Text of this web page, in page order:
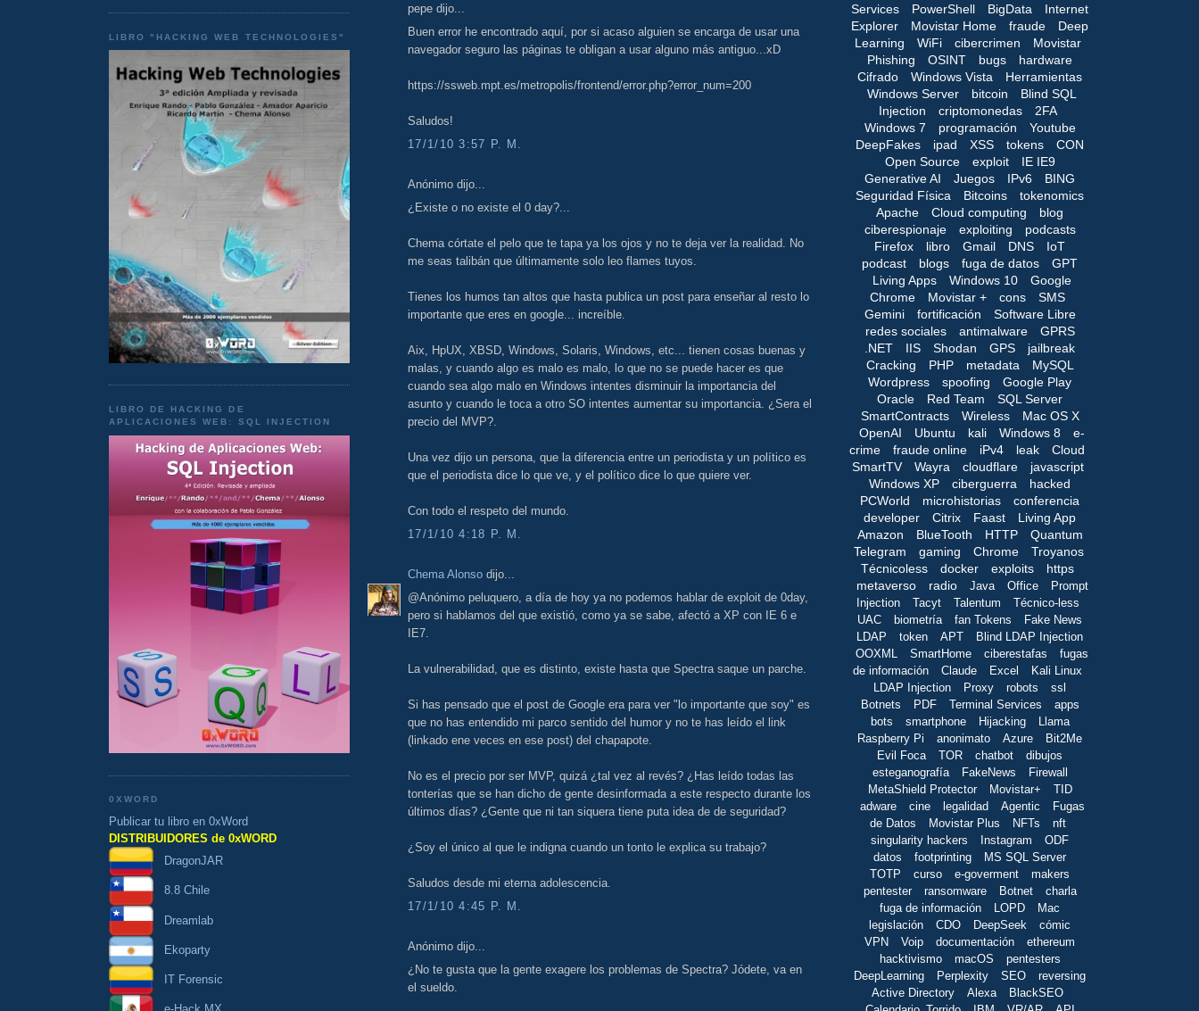
LIBRO "HACKING WEB TECHNOLOGIES"
LIBRO DE HACKING DE
APLICACIONES WEB: SQL INJECTION
0XWORD
Publicar tu libro en 0xWord
DISTRIBUIDORES de 0xWORD
DragonJAR
8.8 Chile
Dreamlab
Ekoparty
IT Forensic
pepe dijo...
Buen error he encontrado aquí, por si acaso alguien se encarga de usar una
navegador seguro las páginas te obligan a usar alguno más antiguo...xD
https://ssweb.mpt.es/metropolis/frontend/error.php?error_num=200
Saludos!
17/1/10 3:57 P. M.
Anónimo dijo...
¿Existe o no existe el 0 day?...
Chema córtate el pelo que te tapa ya los ojos y no te deja ver la realidad. No
me seas talibán que últimamente solo leo flames tuyos.
Tienes los humos tan altos que hasta publica un post para enseñar al resto lo
importante que eres en google... increíble.
Aix, HpUX, XBSD, Windows, Solaris, Windows, etc... tienen cosas buenas y
malas, y cuando algo es malo es malo, lo que no se puede hacer es que
cuando sea algo malo en Windows intentes disminuir la importancia del
asunto y cuando le toca a otro SO intentes aumentar su importancia. ¿Sera el
precio del MVP?.
Una vez dijo un persona, que la diferencia entre un periodista y un político es
que el periodista dice lo que ve, y el político dice lo que quiere ver.
Con todo el respeto del mundo.
17/1/10 4:18 P. M.
Chema Alonso dijo...
@Anónimo peluquero, a día de hoy ya no podemos hablar de exploit de 0day,
pero si hablamos del que existió, como ya se sabe, afectó a XP con IE 6 e
IE7.
La vulnerabilidad, que es distinto, existe hasta que Spectra saque un parche.
Si has pensado que el post de Google era para ver "lo importante que soy" es
que no has entendido mi parco sentido del humor y no te has leído el link
(linkado ene veces en ese post) del chapapote.
No es el precio por ser MVP, quizá ¿tal vez al revés? ¿Has leído todas las
tonterías que se han dicho de gente desinformada a este respecto durante los
últimos días? ¿Gente que ni tan siquera tiene puta idea de de seguridad?
¿Soy el único al que le indigna cuando un tonto le explica su trabajo?
Saludos desde mi eterna adolescencia.
17/1/10 4:45 P. M.
Anónimo dijo...
¿No te gusta que la gente exagere los problemas de Spectra? Jódete, va en
el sueldo.
Services
PowerShell BigData
Internet
Explorer
Movistar Home fraude
Deep
Learning
WiFi cibercrimen
Movistar
Phishing
OSINT bugs
hardware
Cifrado
Windows Vista
Herramientas
Windows Server
bitcoin
Blind SQL
Injection
criptomonedas
2FA
Windows 7
programación
Youtube
DeepFakes
ipad XSS tokens
CON
Open Source
exploit
IE IE9
Generative AI
Juegos IPv6
BING
Seguridad Física
Bitcoins
tokenomics
Apache
Cloud computing
blog
ciberespionaje
exploiting
podcasts
Firefox
libro Gmail DNS
IoT
podcast
blogs fuga de datos
GPT
Living Apps
Windows 10
Google
Chrome
Movistar + cons
SMS
Gemini
fortificación
Software Libre
redes sociales
antimalware
GPRS
.NET
IIS Shodan GPS
jailbreak
Cracking
PHP metadata
MySQL
Wordpress
spoofing
Google Play
Oracle
Red Team
SQL Server
SmartContracts
Wireless
Mac OS X
OpenAI
Ubuntu kali Windows 8
e-
crime
fraude online iPv4 leak
Cloud
SmartTV
Wayra cloudflare
javascript
Windows XP
ciberguerra
hacked
PCWorld
microhistorias
conferencia
developer
Citrix Faast
Living App
Amazon
BlueTooth HTTP
Quantum
Telegram
gaming Chrome
Troyanos
Técnicoless
docker exploits
https
metaverso
radio Java Office
Prompt
Injection
Tacyt Talentum
Técnico-less
UAC
biometría fan Tokens
Fake News
LDAP
token APT
Blind LDAP Injection
OOXML
SmartHome ciberestafas
fugas
de información
Claude Excel
Kali Linux
LDAP Injection
Proxy robots
ssl
Botnets
PDF Terminal Services
apps
bots
smartphone Hijacking
Llama
Raspberry Pi
anonimato Azure
Bit2Me
Evil Foca
TOR chatbot
dibujos
esteganografía
FakeNews
Firewall
MetaShield Protector
Movistar+
TID
adware
cine legalidad Agentic
Fugas
de Datos
Movistar Plus NFTs
nft
singularity hackers
Instagram
ODF
datos
footprinting
MS SQL Server
TOTP
curso e-goverment
makers
pentester
ransomware Botnet
charla
fuga de información
LOPD
Mac
legislación
CDO DeepSeek
cómic
VPN
Voip documentación
ethereum
hacktivismo
macOS
pentesters
DeepLearning
Perplexity SEO
reversing
Active Directory
Alexa
BlackSEO